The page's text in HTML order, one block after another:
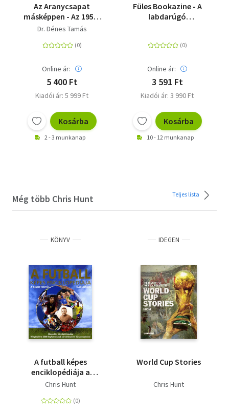
Az Aranycsapat
másképpen - Az 1954-
es VB-döntő és ami
Dr. Dénes Tamás
Online ár:
5 400 Ft
Kiadói ár: 5 999 Ft
Kosárba
2 - 3 munkanap
Füles Bookazine - A
labdarúgó
Online ár:
3 591 Ft
Kiadói ár: 3 990 Ft
Kosárba
10 - 12 munkanap
Még több Chris Hunt Teljes lista
KÖNYV
A futball képes
enciklopédiája a
kezdetektől napjainkig
LEGFONTOSABB
Chris Hunt
IDEGEN
World Cup Stories
Chris Hunt